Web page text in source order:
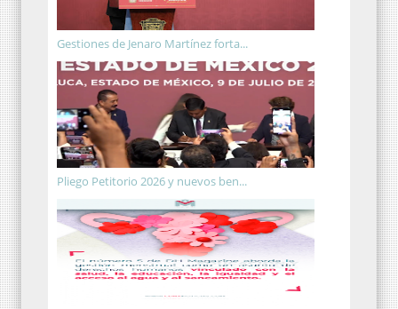
Gestiones de Jenaro Martínez forta...
Pliego Petitorio 2026 y nuevos ben...